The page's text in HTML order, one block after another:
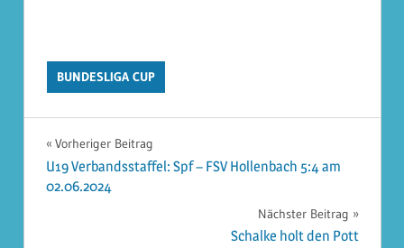
BUNDESLIGA CUP
Beitragsnavigation
Vorheriger Beitrag
U19 Verbandsstaffel: Spf – FSV Hollenbach 5:4 am
02.06.2024
Nächster Beitrag
Schalke holt den Pott